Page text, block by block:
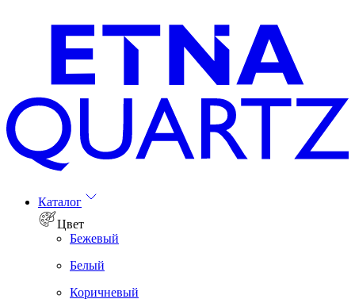
Каталог
Цвет
Бежевый
Белый
Коричневый